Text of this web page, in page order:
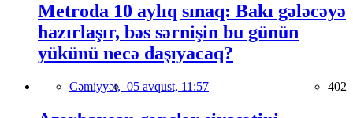
Metroda 10 aylıq sınaq: Bakı gələcəyə
hazırlaşır, bəs sərnişin bu günün
yükünü necə daşıyacaq?
Cəmiyyət, 05 avqust, 11:57 402